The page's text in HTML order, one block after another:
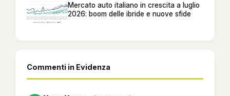
Mercato auto italiano in crescita a luglio
2026: boom delle ibride e nuove sfide
Commenti in Evidenza